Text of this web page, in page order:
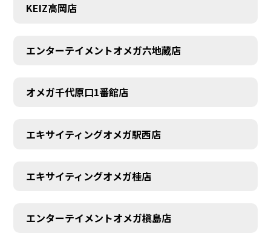
KEIZ高岡店
エンターテイメントオメガ六地蔵店
オメガ千代原口1番館店
エキサイティングオメガ駅西店
エキサイティングオメガ桂店
エンターテイメントオメガ槇島店